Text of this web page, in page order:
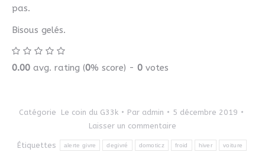
pas.
Bisous gelés.
0.00 avg. rating (0% score) - 0 votes
Catégorie Le coin du G33k Par admin
5 décembre 2019
Laisser un commentaire
Étiquettes alerte givre degivré domoticz froid hiver voiture